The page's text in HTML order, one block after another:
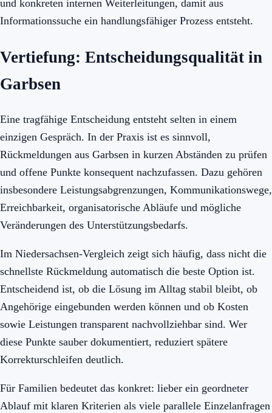
und konkreten internen Weiterleitungen, damit aus
Informationssuche ein handlungsfähiger Prozess entsteht.
Vertiefung: Entscheidungsqualität in
Garbsen
Eine tragfähige Entscheidung entsteht selten in einem
einzigen Gespräch. In der Praxis ist es sinnvoll,
Rückmeldungen aus Garbsen in kurzen Abständen zu prüfen
und offene Punkte konsequent nachzufassen. Dazu gehören
insbesondere Leistungsabgrenzungen, Kommunikationswege,
Erreichbarkeit, organisatorische Abläufe und mögliche
Veränderungen des Unterstützungsbedarfs.
Im Niedersachsen-Vergleich zeigt sich häufig, dass nicht die
schnellste Rückmeldung automatisch die beste Option ist.
Entscheidend ist, ob die Lösung im Alltag stabil bleibt, ob
Angehörige eingebunden werden können und ob Kosten
sowie Leistungen transparent nachvollziehbar sind. Wer
diese Punkte sauber dokumentiert, reduziert spätere
Korrekturschleifen deutlich.
Für Familien bedeutet das konkret: lieber ein geordneter
Ablauf mit klaren Kriterien als viele parallele Einzelanfragen